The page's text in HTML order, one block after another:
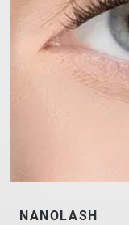
NANOLASH